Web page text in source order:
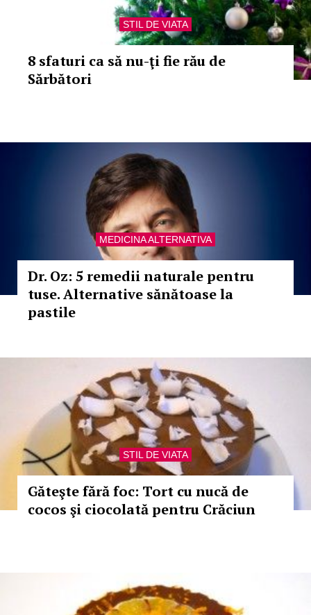
STIL DE VIATA
8 sfaturi ca să nu-ţi fie rău de
Sărbători
MEDICINA ALTERNATIVA
Dr. Oz: 5 remedii naturale pentru
tuse. Alternative sănătoase la
pastile
STIL DE VIATA
Găteşte fără foc: Tort cu nucă de
cocos şi ciocolată pentru Crăciun